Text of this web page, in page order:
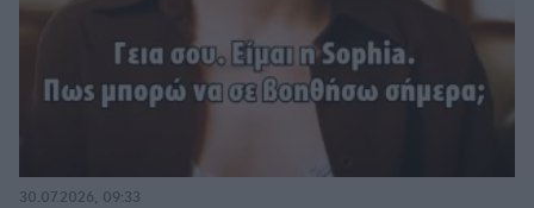
30.07.2026, 09:33